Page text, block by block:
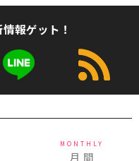
報ゲット！
MONTHLY
月 間